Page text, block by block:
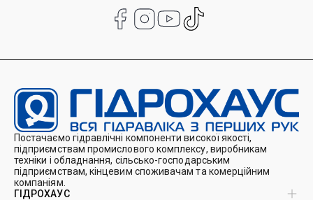
Постачаємо гідравлічні компоненти високої якості,
підприємствам промислового комплексу, виробникам
техніки і обладнання, сільсько-господарським
підприємствам, кінцевим споживачам та комерційним
компаніям.
ГІДРОХАУС